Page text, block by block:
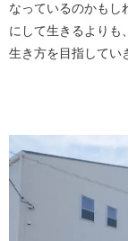
なっているのかもし
にして生きるよりも
生き方を目指してい